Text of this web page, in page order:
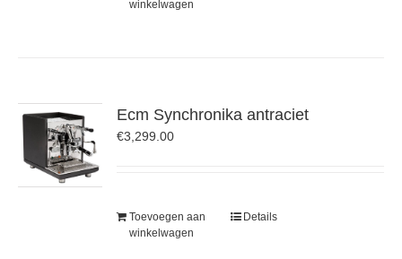
winkelwagen
Ecm Synchronika antraciet
€3,299.00
Toevoegen aan
winkelwagen
Details